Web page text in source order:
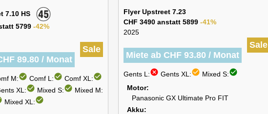
7.10 HS
5799 -42%
Sale
89.80 / Monat
M:check_circle Comf L:check_circle Comf XL:check_circle
XL:check_circle Mixed S:check_circle Mixed M:
Mixed XL:check_circle
Flyer Upstreet 7.23
CHF 3490 anstatt 5899 -41%
2025
Sale
Miete ab CHF 93.80 / Monat
Gents L:cancel Gents XL:check_circle Mixed S:check_circle
Motor
Panasonic GX Ultimate Pro FIT
Akku